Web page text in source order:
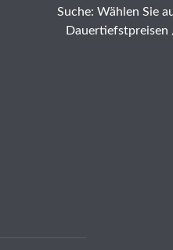
Suche: Wählen Sie
Dauertiefstpreisen